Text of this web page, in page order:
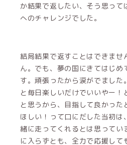
か結果で返したい、そう思って
へのチャレンジでした。
結局結果で返すことはできませ
ん。でも、夢の国にきてはじめ
す。頑張ったから涙がでました
と毎日楽しいだけでいいやー！
と思うから、目指して良かった
ほしい！って口にだした当初は
緒に走ってくれるとは思ってい
に入らずとも、全力で応援し